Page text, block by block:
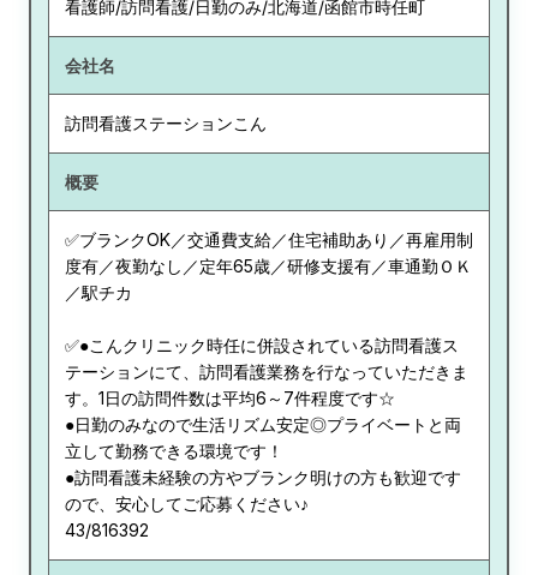
看護師/訪問看護/日勤のみ/北海道/函館市時任町
会社名
訪問看護ステーションこん
概要
✅ブランクOK／交通費支給／住宅補助あり／再雇用制
度有／夜勤なし／定年65歳／研修支援有／車通勤ＯＫ
／駅チカ
✅●こんクリニック時任に併設されている訪問看護ス
テーションにて、訪問看護業務を行なっていただきま
す。1日の訪問件数は平均6～7件程度です☆
●日勤のみなので生活リズム安定◎プライベートと両
立して勤務できる環境です！
●訪問看護未経験の方やブランク明けの方も歓迎です
ので、安心してご応募ください♪
43/816392